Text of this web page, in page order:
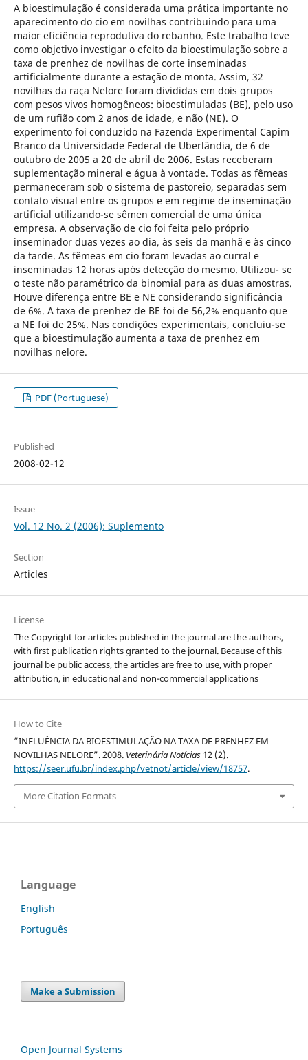
A bioestimulação é considerada uma prática importante no
aparecimento do cio em novilhas contribuindo para uma
maior eficiência reprodutiva do rebanho. Este trabalho teve
como objetivo investigar o efeito da bioestimulação sobre a
taxa de prenhez de novilhas de corte inseminadas
artificialmente durante a estação de monta. Assim, 32
novilhas da raça Nelore foram divididas em dois grupos
com pesos vivos homogêneos: bioestimuladas (BE), pelo uso
de um rufião com 2 anos de idade, e não (NE). O
experimento foi conduzido na Fazenda Experimental Capim
Branco da Universidade Federal de Uberlândia, de 6 de
outubro de 2005 a 20 de abril de 2006. Estas receberam
suplementação mineral e água à vontade. Todas as fêmeas
permaneceram sob o sistema de pastoreio, separadas sem
contato visual entre os grupos e em regime de inseminação
artificial utilizando-se sêmen comercial de uma única
empresa. A observação de cio foi feita pelo próprio
inseminador duas vezes ao dia, às seis da manhã e às cinco
da tarde. As fêmeas em cio foram levadas ao curral e
inseminadas 12 horas após detecção do mesmo. Utilizou- se
o teste não paramétrico da binomial para as duas amostras.
Houve diferença entre BE e NE considerando significância
de 6%. A taxa de prenhez de BE foi de 56,2% enquanto que
a NE foi de 25%. Nas condições experimentais, concluiu-se
que a bioestimulação aumenta a taxa de prenhez em
novilhas nelore.
PDF (Portuguese)
Published
2008-02-12
Issue
Vol. 12 No. 2 (2006): Suplemento
Section
Articles
License
The Copyright for articles published in the journal are the authors,
with first publication rights granted to the journal. Because of this
journal be public access, the articles are free to use, with proper
attribution, in educational and non-commercial applications
How to Cite
“INFLUÊNCIA DA BIOESTIMULAÇÃO NA TAXA DE PRENHEZ EM
NOVILHAS NELORE”. 2008. Veterinária Notícias12 (2).
https://seer.ufu.br/index.php/vetnot/article/view/18757.
More Citation Formats
Language
English
Português
Make a Submission
Open Journal Systems